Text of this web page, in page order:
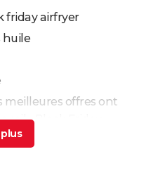
friday airfryer
huile
meilleures offres ont
- Black Friday